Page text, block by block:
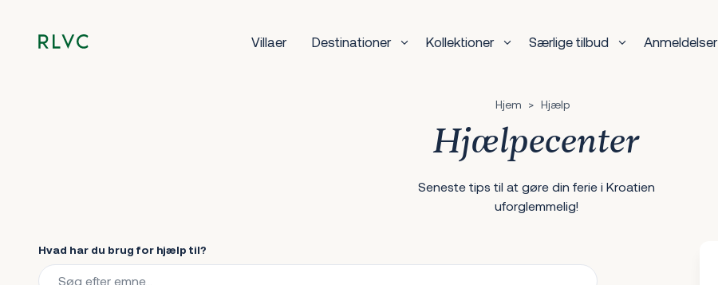
Villaer Destinationer Kollektioner Særlige tilbud Anmeldelser
Hjem > Hjælp
Hjælpecenter
Seneste tips til at gøre din ferie i Kroatien
uforglemmelig!
Hvad har du brug for hjælp til?